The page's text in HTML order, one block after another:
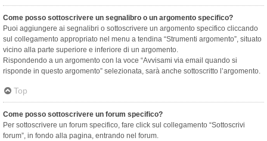
Come posso sottoscrivere un segnalibro o un argomento specifico?
Puoi aggiungere ai segnalibri o sottoscrivere un argomento specifico cliccando
sul collegamento appropriato nel menu a tendina “Strumenti argomento”, situato
vicino alla parte superiore e inferiore di un argomento.
Rispondendo a un argomento con la voce “Avvisami via email quando si
risponde in questo argomento” selezionata, sarà anche sottoscritto l’argomento.
Top
Come posso sottoscrivere un forum specifico?
Per sottoscrivere un forum specifico, fare click sul collegamento “Sottoscrivi
forum”, in fondo alla pagina, entrando nel forum.